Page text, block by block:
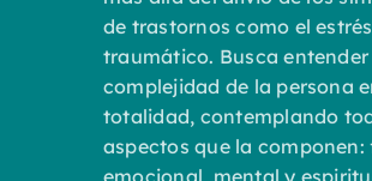
de trastornos como el
traumático. Busca entender
complejidad de la persona
totalidad, contemplando
aspectos que la componen: